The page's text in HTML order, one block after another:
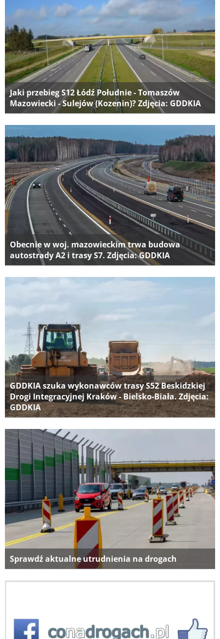
Jaki przebieg S12 Łódź Południe - Tomaszów
Mazowiecki - Sulejów (Kozenin)? Zdjęcia: GDDKIA
Obecnie w woj. mazowieckim trwa budowa
autostrady A2 i trasy S7. Zdjęcia: GDDKIA
GDDKIA szuka wykonawców trasy S52 Beskidzkiej
Drogi Integracyjnej Kraków - Bielsko-Biała. Zdjęcia:
GDDKIA
Sprawdź aktualne utrudnienia na drogach